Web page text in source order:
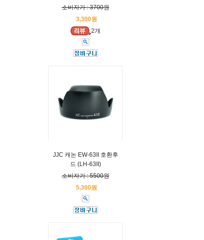
소비자가 : 3700원
3,300원
2개
JJC 캐논 EW-63II 호환후
드 (LH-63II)
소비자가 : 5500원
5,300원